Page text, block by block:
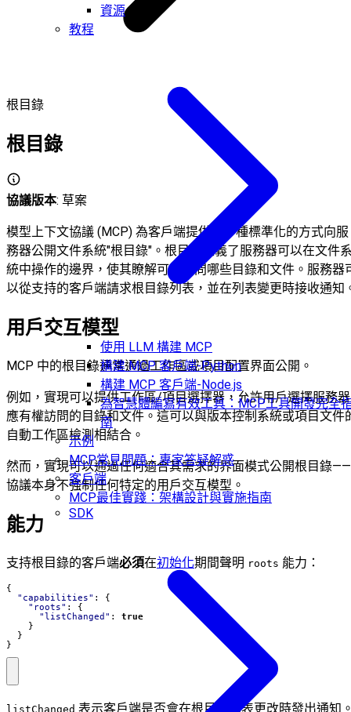
資源
教程
使用 LLM 構建 MCP
構建 MCP 客戶端-Python
構建 MCP 客戶端-Node.js
為智慧體編寫有效工具：MCP工具開發完全
南
示例
MCP常見問題：專家答疑解惑
客戶端
MCP最佳實踐：架構設計與實施指南
SDK
根目錄
根目錄
協議版本: 草案
模型上下文協議 (MCP) 為客戶端提供了一種標準化的方式向服
務器公開文件系統"根目錄"。根目錄定義了服務器可以在文件
統中操作的邊界，使其瞭解可以訪問哪些目錄和文件。服務器
以從支持的客戶端請求根目錄列表，並在列表變更時接收通知
用戶交互模型
MCP 中的根目錄通常通過工作區或項目配置界面公開。
例如，實現可以提供工作區/項目選擇器，允許用戶選擇服務器
應有權訪問的目錄和文件。這可以與版本控制系統或項目文件
自動工作區檢測相結合。
然而，實現可以通過任何適合其需求的界面模式公開根目錄——
協議本身不強制任何特定的用戶交互模型。
能力
支持根目錄的客戶端必須在初始化期間聲明 roots 能力：
{
"capabilities" :
{
"roots" :
{
"listChanged" :
true
}
}
}
listChanged 表示客戶端是否會在根目錄列表更改時發出通知